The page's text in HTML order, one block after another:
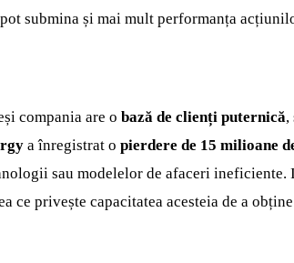
submina și mai mult performanța
compania are o bază de clienți puternică,
a înregistrat o pierdere de 15 milioane
sau modelelor de afaceri
ce privește capacitatea acesteia de a